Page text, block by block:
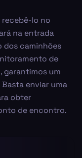
recebê-lo no
na entrada
dos caminhões
de
garantimos um
enviar uma
obter
de encontro.